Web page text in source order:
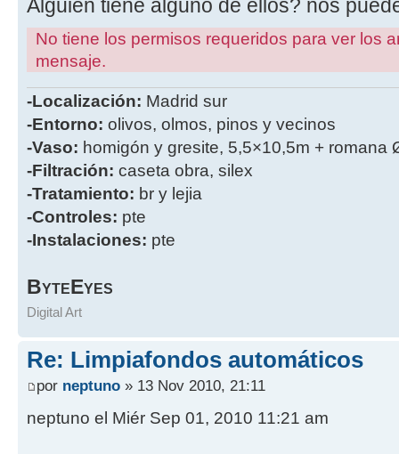
Alguien tiene alguno de ellos? nos
No tiene los permisos requeridos para ver los
mensaje.
-Localización: Madrid sur
-Entorno: olivos, olmos, pinos y vecinos
-Vaso: homigón y gresite, 5,5×10,5m + romana
-Filtración: caseta obra, silex
-Tratamiento: br y lejia
-Controles: pte
-Instalaciones: pte
BYTEEYES
Digital Art
Re: Limpiafondos automáticos
por neptuno » 13 Nov 2010, 21:11
neptuno el Miér Sep 01, 2010 11:21 am